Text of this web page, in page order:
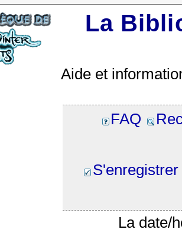
La
Aide et
FAQ
S'enregistrer
La date/